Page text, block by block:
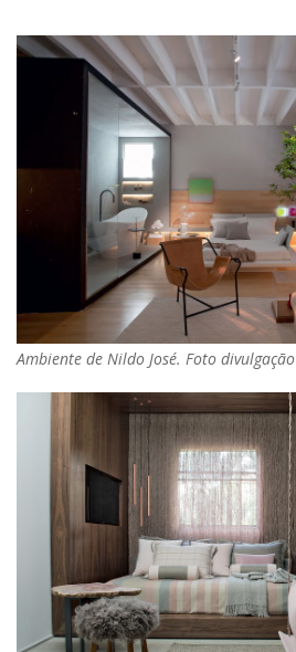
Ambiente de Nildo José. Foto divulgação